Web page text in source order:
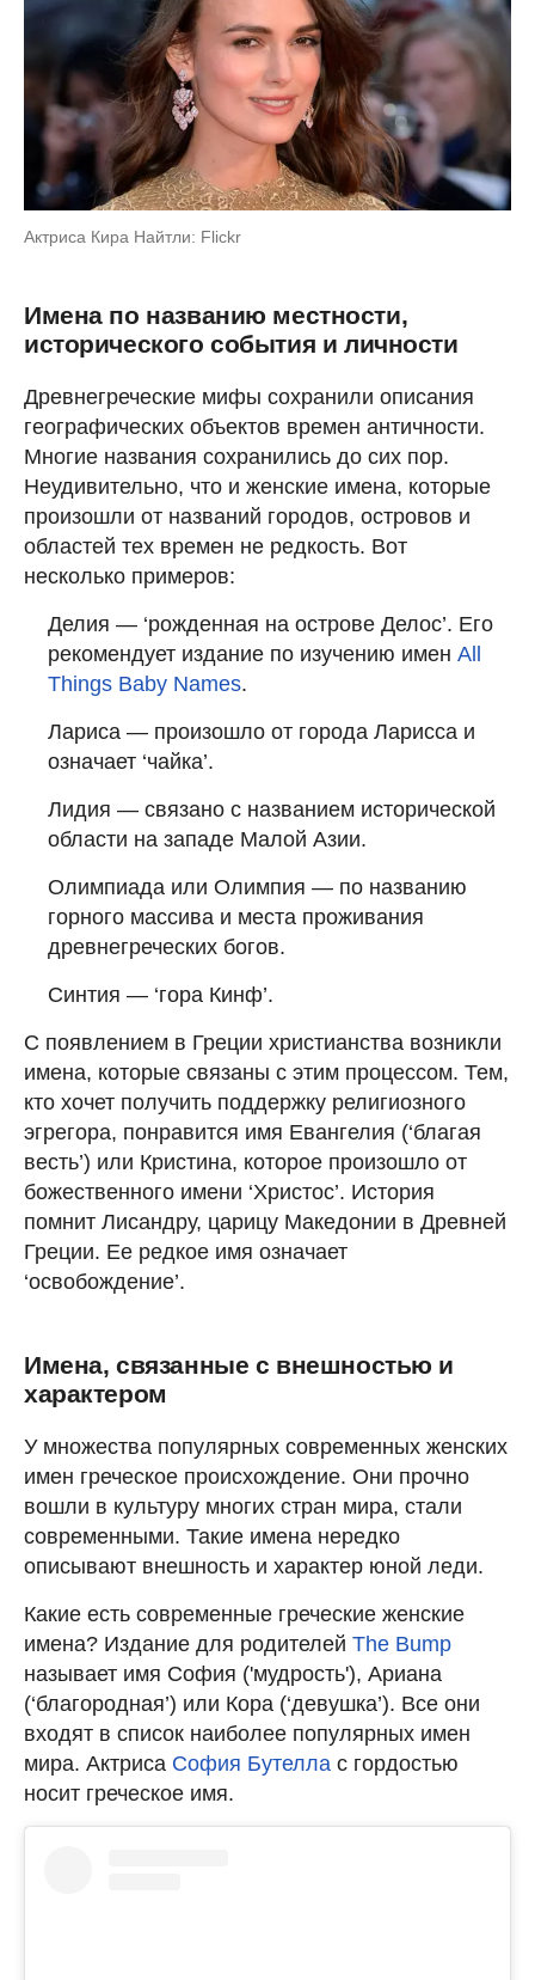
Актриса Кира Найтли: Flickr
Имена по названию местности,
исторического события и личности
Древнегреческие мифы сохранили описания
географических объектов времен античности.
Многие названия сохранились до сих пор.
Неудивительно, что и женские имена, которые
произошли от названий городов, островов и
областей тех времен не редкость. Вот
несколько примеров:
Делия — ‘рожденная на острове Делос’. Его
рекомендует издание по изучению имен All
Things Baby Names.
Лариса — произошло от города Ларисса и
означает ‘чайка’.
Лидия — связано с названием исторической
области на западе Малой Азии.
Олимпиада или Олимпия — по названию
горного массива и места проживания
древнегреческих богов.
Синтия — ‘гора Кинф’.
С появлением в Греции христианства возникли
имена, которые связаны с этим процессом. Тем,
кто хочет получить поддержку религиозного
эгрегора, понравится имя Евангелия (‘благая
весть’) или Кристина, которое произошло от
божественного имени ‘Христос’. История
помнит Лисандру, царицу Македонии в Древней
Греции. Ее редкое имя означает
‘освобождение’.
Имена, связанные с внешностью и
характером
У множества популярных современных женских
имен греческое происхождение. Они прочно
вошли в культуру многих стран мира, стали
современными. Такие имена нередко
описывают внешность и характер юной леди.
Какие есть современные греческие женские
имена? Издание для родителей The Bump
называет имя София ('мудрость'), Ариана
(‘благородная’) или Кора (‘девушка’). Все они
входят в список наиболее популярных имен
мира. Актриса София Бутелла с гордостью
носит греческое имя.